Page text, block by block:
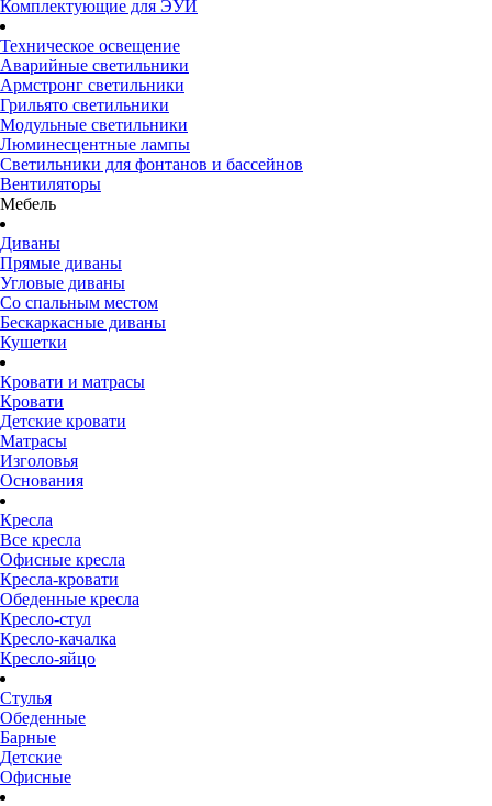
Комплектующие для ЭУИ
Техническое освещение
Аварийные светильники
Армстронг светильники
Грильято светильники
Модульные светильники
Люминесцентные лампы
Светильники для фонтанов и бассейнов
Вентиляторы
Мебель
Диваны
Прямые диваны
Угловые диваны
Со спальным местом
Бескаркасные диваны
Кушетки
Кровати и матрасы
Кровати
Детские кровати
Матрасы
Изголовья
Основания
Кресла
Все кресла
Офисные кресла
Кресла-кровати
Обеденные кресла
Кресло-стул
Кресло-качалка
Кресло-яйцо
Стулья
Обеденные
Барные
Детские
Офисные